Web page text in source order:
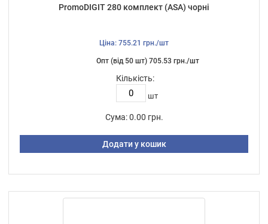
PromoDIGIT 280 комплект (ASA) чорні
Ціна: 755.21 грн./шт
Опт (від 50 шт) 705.53 грн./шт
Кількість:
шт
Сума: 0.00 грн.
Додати у кошик